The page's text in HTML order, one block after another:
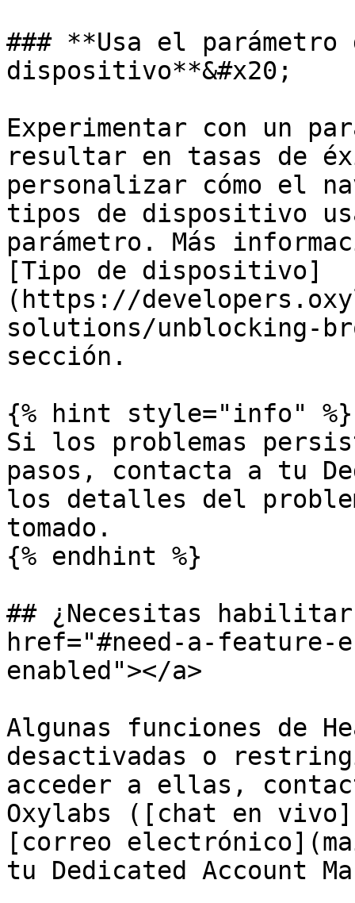
### **Usa el
dispositivo**&#x20;
Experimentar con un
resultar en tasas de
personalizar cómo el
tipos de dispositivo
parámetro. Más
[Tipo de dispositivo]
(https://
solutions/unblocking-
sección.
{% hint style="info" %}
Si los problemas
pasos, contacta a tu
los detalles del
tomado.
{% endhint %}
## ¿Necesitas
href="#need-a-feature-
enabled"></a>
Algunas funciones de
desactivadas o
acceder a ellas,
Oxylabs ([chat en
[correo
tu Dedicated Account